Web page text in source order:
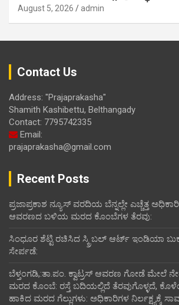
August 5, 2026 admin
Contact Us
Address: "Prajaprakasha"
Shamith Kashibettu, Belthangady
Contact: 7795742335
Email:
prajaprakasha@gmail.com
Recent Posts
ಪ್ರಜಾಪ್ರಕಾಶ ನ್ಯೂಸ್ ವರದಿಯ ಬೆನ್ನಲ್ಲೇ ಎಚ್ಚೆತ್ತ
ಆವರಣದ ಬಳಿಯ ಮರದ ಕೊಂಬೆಗಳ ತೆರವು:
ಸಿಂಧೂರ ಶೆಟ್ಟಿ ರಚಿಸಿದ ಸ್ಕ್ರಿಬಲ್ ಆರ್ಟ್ ಇಂಡಿಯಾ
ಸೇರ್ಪಡೆ:
ಬೆಳ್ತಂಗಡಿ,:ತಾ.ಪಂ‌. ಕ್ವಾಟ್ರಸ್ ಆವರಣ ಗೋಡೆ ಮೇಲೆ
ಮರದ ಕೊಂಬೆ: ರಸ್ತೆ ಬದಿಯಲ್ಲಿದೆ ತೆರವುಗೊಳ್ಳದೆ,
ಹಾಕಿದ ಮರದ ಗೆಲ್ಲುಗಳು: ಅಧಿಕಾರಿಗಳ ನಿರ್ಲಕ್ಷ್ಯಕ್ಕೆ